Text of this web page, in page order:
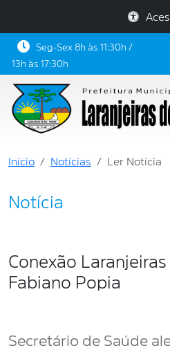
Seg-Sex 8h às 11:30h /
13h às 17:30h
Início Notícias Ler Notícia
Notícia
Conexão
Fabiano Popia
Secretário de Saúde